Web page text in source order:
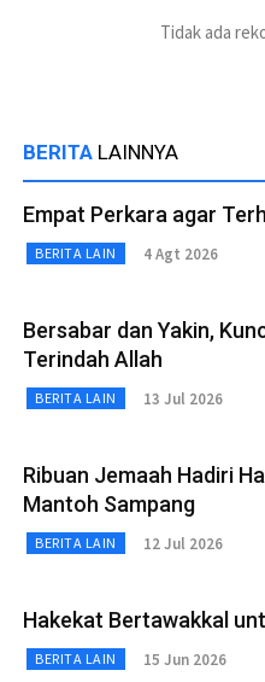
Tidak ada
BERITA LAINNYA
Empat Perkara agar
BERITA LAIN 4 Agt 2026
Bersabar dan Yakin,
Terindah Allah
BERITA LAIN 13 Jul 2026
Ribuan Jemaah Hadiri
Mantoh Sampang
BERITA LAIN 12 Jul 2026
Hakekat Bertawakkal
BERITA LAIN 15 Jun 2026